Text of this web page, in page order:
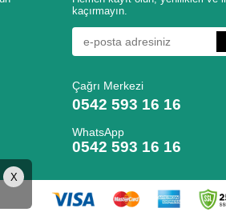
kaçırmayın.
Çağrı Merkezi
0542 593 16 16
WhatsApp
0542 593 16 16
X